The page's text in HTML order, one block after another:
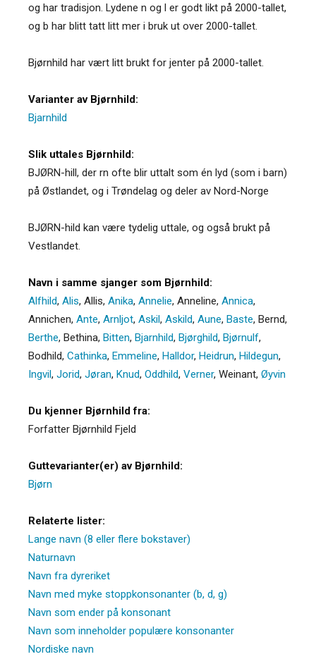
og har tradisjon. Lydene n og l er godt likt på 2000-tallet,
og b har blitt tatt litt mer i bruk ut over 2000-tallet.
Bjørnhild har vært litt brukt for jenter på 2000-tallet.
Varianter av Bjørnhild:
Bjarnhild
Slik uttales Bjørnhild:
BJØRN-hill, der rn ofte blir uttalt som én lyd (som i barn)
på Østlandet, og i Trøndelag og deler av Nord-Norge
BJØRN-hild kan være tydelig uttale, og også brukt på
Vestlandet.
Navn i samme sjanger som Bjørnhild:
Alfhild, Alis, Allis, Anika, Annelie, Anneline, Annica,
Annichen, Ante, Arnljot, Askil, Askild, Aune, Baste, Bernd,
Berthe, Bethina, Bitten, Bjarnhild, Bjørghild, Bjørnulf,
Bodhild, Cathinka, Emmeline, Halldor, Heidrun, Hildegun,
Ingvil, Jorid, Jøran, Knud, Oddhild, Verner, Weinant, Øyvin
Du kjenner Bjørnhild fra:
Forfatter Bjørnhild Fjeld
Guttevarianter(er) av Bjørnhild:
Bjørn
Relaterte lister:
Lange navn (8 eller flere bokstaver)
Naturnavn
Navn fra dyreriket
Navn med myke stoppkonsonanter (b, d, g)
Navn som ender på konsonant
Navn som inneholder populære konsonanter
Nordiske navn